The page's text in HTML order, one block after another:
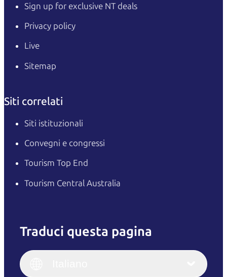
Sign up for exclusive NT deals
Privacy policy
Live
Sitemap
Siti correlati
Siti istituzionali
Convegni e congressi
Tourism Top End
Tourism Central Australia
Traduci questa pagina
Italiano